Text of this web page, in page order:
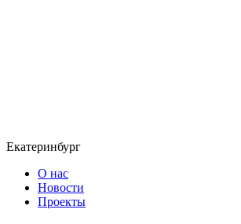
Екатеринбург
О нас
Новости
Проекты